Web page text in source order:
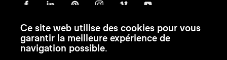
Ce site web utilise des cookies pour vous
garantir la meilleure expérience de
navigation possible.